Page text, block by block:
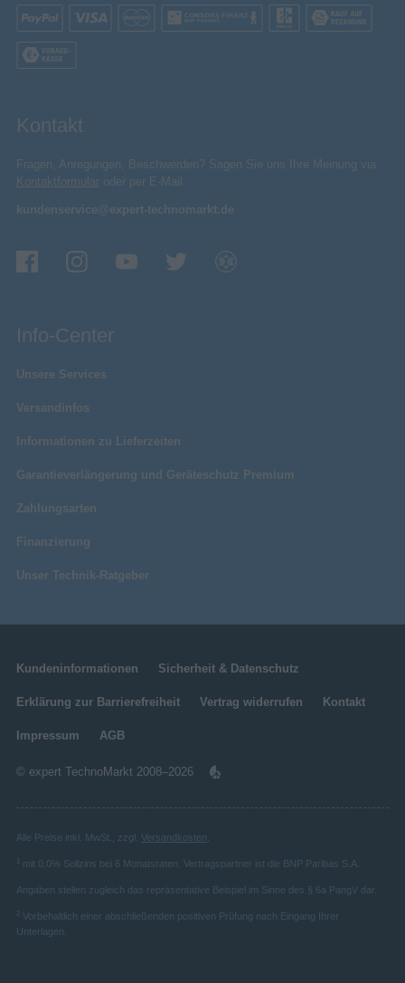
Kontakt
Fragen, Anregungen, Beschwerden? Sagen Sie uns Ihre Meinung via
Kontaktformular oder per E-Mail:
kundenservice@expert-technomarkt.de
Info-Center
Unsere Services
Versandinfos
Informationen zu Lieferzeiten
Garantieverlängerung und Geräteschutz Premium
Zahlungsarten
Finanzierung
Unser Technik-Ratgeber
Kundeninformationen Sicherheit & Datenschutz
Erklärung zur Barrierefreiheit Vertrag widerrufen Kontakt
Impressum AGB
© expert TechnoMarkt 2008–2026
Alle Preise inkl. MwSt., zzgl. Versandkosten
mit 0,0% Sollzins bei 6 Monatsraten. Vertragspartner ist die BNP Paribas S.A.
Angaben stellen zugleich das repräsentative Beispiel im Sinne des § 6a PangV dar.
2 Vorbehaltlich einer abschließenden positiven Prüfung nach Eingang Ihrer
Unterlagen.